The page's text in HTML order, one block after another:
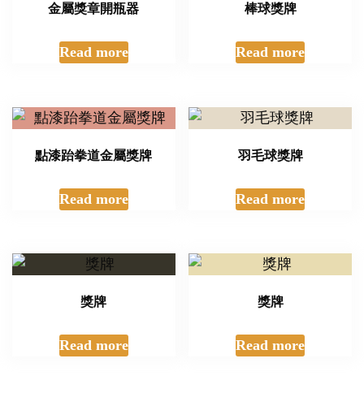
金屬獎章開瓶器
Read more
棒球獎牌
Read more
點漆跆拳道金屬獎牌
Read more
羽毛球獎牌
Read more
獎牌
Read more
獎牌
Read more